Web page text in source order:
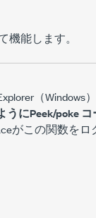
機能します。
（Windows）
うにPeek/poke
がこの関数をロ